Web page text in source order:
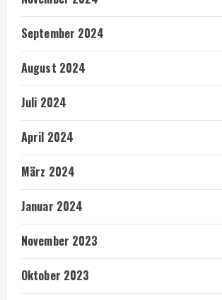
September 2024
August 2024
Juli 2024
April 2024
März 2024
Januar 2024
November 2023
Oktober 2023